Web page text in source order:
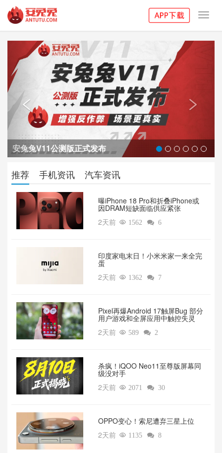
安兔兔V11公测版正式发布

Previous

推荐 手机资讯 汽车资讯
曝iPhone 18 Pro和折叠iPhone或
因DRAM短缺面临供应紧张
2天前  1562  6
印度家电末日！小米米家一来全完
蛋
2天前  1362  7
Pixel再爆Android 17触屏Bug 部分
用户游戏和全屏应用中触控失灵
2天前  589  2
杀疯！iQOO Neo11至尊版屏幕同
级没对手
2天前  2071  30
OPPO变心！索尼遭弃三星上位‌
2天前  1135  8